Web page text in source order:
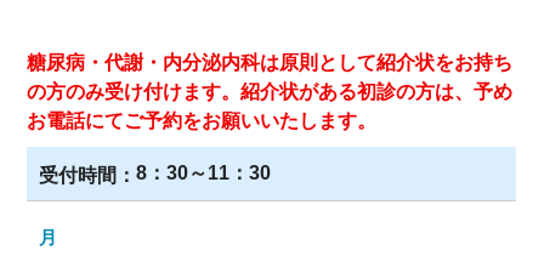
糖尿病・代謝・内分泌内科は原則として紹介状をお持ち
の方のみ受け付けます。紹介状がある初診の方は、予め
お電話にてご予約をお願いいたします。
8：30～11：30